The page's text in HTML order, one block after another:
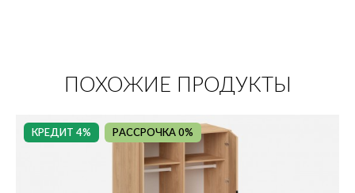
ПОХОЖИЕ ПРОДУКТЫ
КРЕДИТ 4% РАССРОЧКА 0%